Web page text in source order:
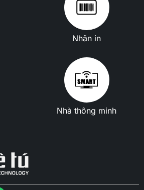
Nhãn in
Nhà thông minh